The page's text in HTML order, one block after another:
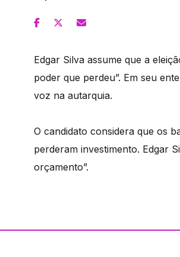
Edgar Silva assume que a
poder que perdeu”. Em seu
voz na autarquia.
O candidato considera que os
perderam investimento. Edgar
orçamento”.